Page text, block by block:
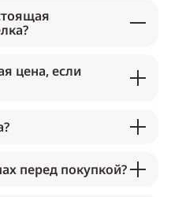
цена, если
перед покупкой?